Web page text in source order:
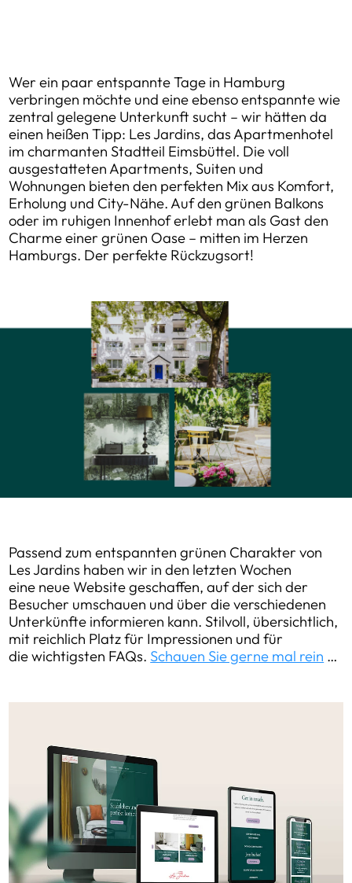
Wer ein paar entspannte Tage in Hamburg
verbringen möchte und eine ebenso entspannte wie
zentral gelegene Unterkunft sucht – wir hätten da
einen heißen Tipp: Les Jardins, das Apartmenhotel
im charmanten Stadtteil Eimsbüttel. Die voll
ausgestatteten Apartments, Suiten und
Wohnungen bieten den perfekten Mix aus Komfort,
Erholung und City-Nähe. Auf den grünen Balkons
oder im ruhigen Innenhof erlebt man als Gast den
Charme einer grünen Oase – mitten im Herzen
Hamburgs. Der perfekte Rückzugsort!
Passend zum entspannten grünen Charakter von
Les Jardins haben wir in den letzten Wochen
eine neue Website geschaffen, auf der sich der
Besucher umschauen und über die verschiedenen
Unterkünfte informieren kann. Stilvoll, übersichtlich,
mit reichlich Platz für Impressionen und für
die wichtigsten FAQs. Schauen Sie gerne mal rein …